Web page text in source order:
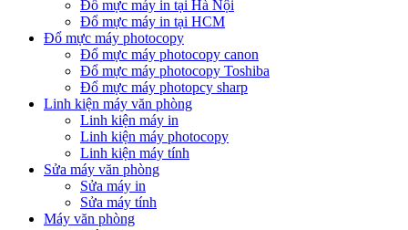
Đổ mực máy in tại Hà Nội
Đổ mực máy in tại HCM
Đổ mực máy photocopy
Đổ mực máy photocopy canon
Đổ mực máy photocopy Toshiba
Đổ mực máy photopcy sharp
Linh kiện máy văn phòng
Linh kiện máy in
Linh kiện máy photocopy
Linh kiện máy tính
Sửa máy văn phòng
Sửa máy in
Sửa máy tính
Máy văn phòng